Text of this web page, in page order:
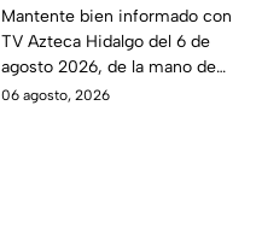
Mantente bien informado con
TV Azteca Hidalgo del 6 de
agosto 2026, de la mano de
Leonardo Herrera.
06 agosto, 2026